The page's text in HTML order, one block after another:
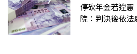
停砍年金若違
院：判決後依法